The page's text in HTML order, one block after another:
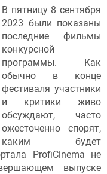
В пятницу 8 сентября
2023 были показаны
последние фильмы
конкурсной
программы. Как
обычно в конце
фестиваля участники
и критики живо
обсуждают, часто
ожесточенно спорят,
каким будет
ProfiCinema не
выпуске